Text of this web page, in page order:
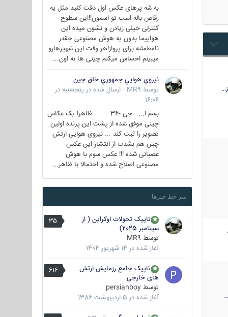
به شه پرهای عکس اول دقت کنید مثل یه
رقاص باله است تو اسمون!!این سطوح
کنترلی خیلی زیادن و نشون میده این
هواپیما بدون یه هوش مصنوعی جقدر
نامطمئنه برای پرواز!هر وقت این شهپرهارو
میبینم احساس میکنم چینی ها به اون...
نيروي هوايي جمهوري خلق چين
توسط MR9
· ارسال شده در پنجشنبه در
16:06
بسم ا... جی -36 ظاهرا یک عکاس
چینی موفق شده از پشت این پرنده اولین
تصویر را ثبت کند ... نیروی هوایی ارتش
چین هم بشدت از انتشار این عکس
عصبانی شده !!! عکس سوم با هوش
مصنوعی اصلاح شده و احتمالا با ظاهر...
سر خط خبرها
35
تاپیک تحولات اوکراین ( از
سپتامبر 2025)
توسط MR9
آغاز شده در 14 شهریور 1404
616
تاپیک جامع رزمایش ارتش
های خارجی
توسط persianboy
آغاز شده در 5 اردیبهشت 1386